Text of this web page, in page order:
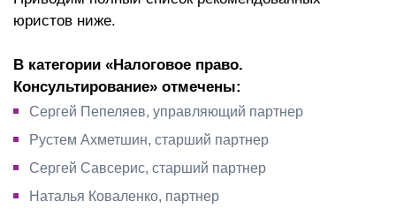
юристов ниже.
В категории «Налоговое право.
Консультирование» отмечены:
Сергей Пепеляев, управляющий партнер
Рустем Ахметшин, старший партнер
Сергей Савсерис, старший партнер
Наталья Коваленко, партнер